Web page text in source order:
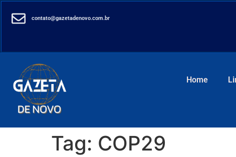
contato@gazetadenovo.com.br
Home
Tag: COP29